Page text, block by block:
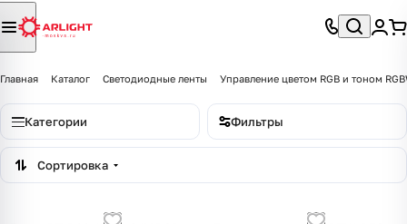
Главная Каталог Светодиодные ленты Управление цветом RGB и тоном
Категории Фильтры
Сортировка